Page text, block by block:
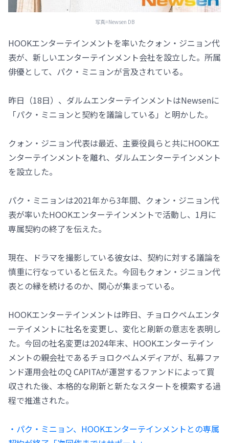
写真=Newsen DB
HOOKエンターテインメントを率いたクォン・ジニョン代
表が、新しいエンターテインメント会社を設立した。所属
俳優として、パク・ミニョンが言及されている。
昨日（18日）、ダルムエンターテインメントはNewsenに
「パク・ミニョンと契約を議論している」と明かした。
クォン・ジニョン代表は最近、主要役員らと共にHOOKエ
ンターテインメントを離れ、ダルムエンターテインメント
を設立した。
パク・ミニョンは2021年から3年間、クォン・ジニョン代
表が率いたHOOKエンターテインメントで活動し、1月に
専属契約の終了を伝えた。
現在、ドラマを撮影している彼女は、契約に対する議論を
慎重に行なっていると伝えた。今回もクォン・ジニョン代
表との縁を続けるのか、関心が集まっている。
HOOKエンターテインメントは昨日、チョロクペムエンタ
ーテイメントに社名を変更し、変化と刷新の意志を表明し
た。今回の社名変更は2024年末、HOOKエンターテイン
メントの親会社であるチョロクペムメディアが、私募ファ
ンド運用会社のQ CAPITAが運営するファンドによって買
収された後、本格的な刷新と新たなスタートを模索する過
程で推進された。
・パク・ミニョン、HOOKエンターテインメントとの専属